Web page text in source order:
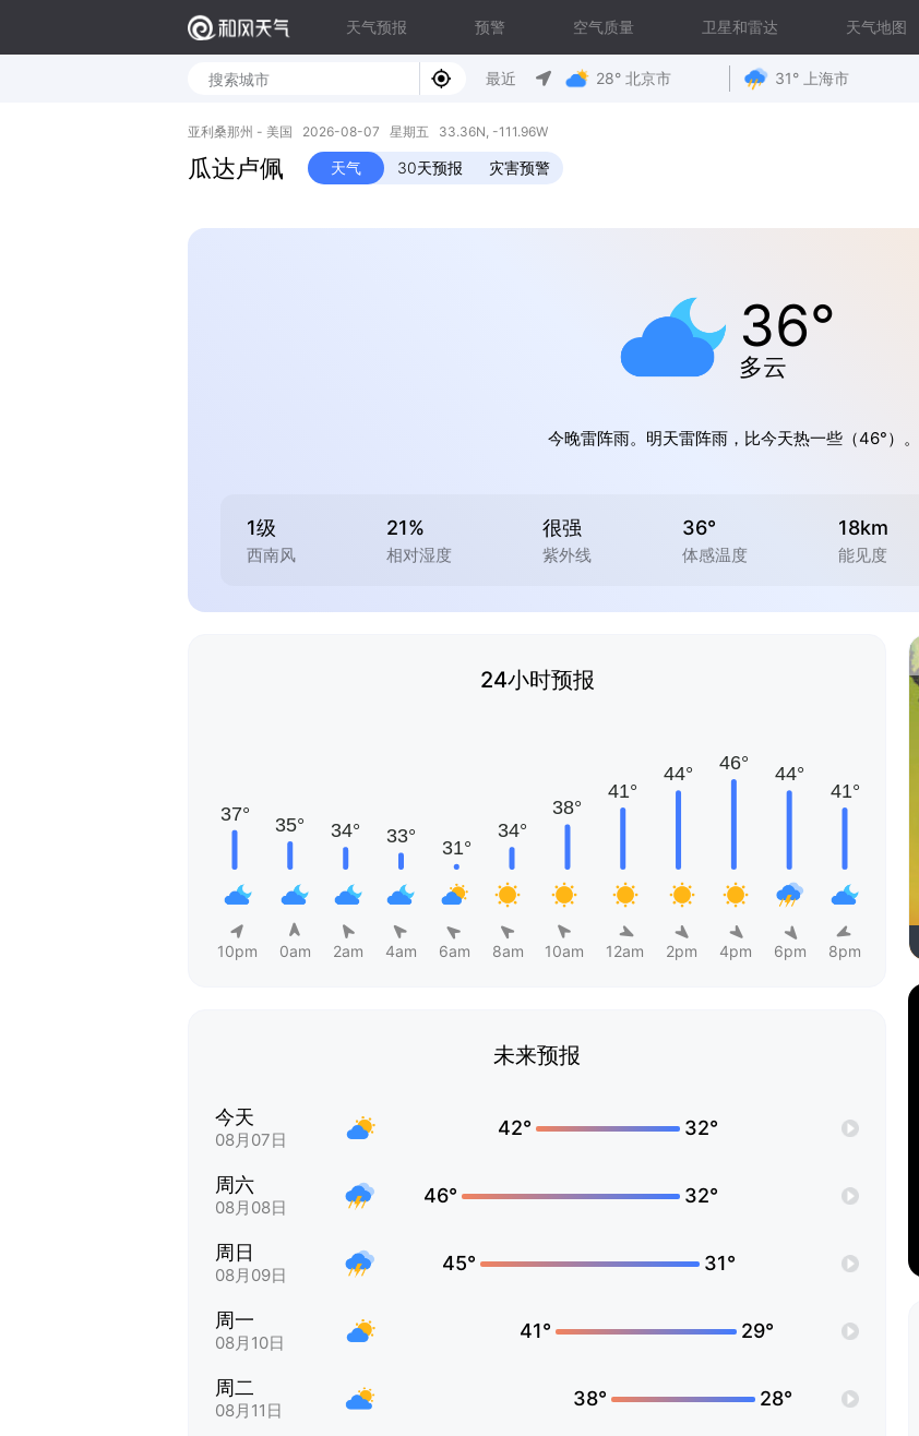
天气预报 预警 空气质量 卫星和雷达 天气地图
最近 28° 北京市 31° 上海市
亚利桑那州 - 美国 2026-08-07 星期五 33.36N, -111.96W
瓜达卢佩 天气 30天预报 灾害预警
36°
多云
今晚雷阵雨。明天雷阵雨，比今天热一些（46°）。
1级
西南风
21%
相对湿度
很强
紫外线
36°
体感温度
18km
能见度
24小时预报
10pm 0am 2am 4am 6am 8am 10am 12am 2pm 4pm 6pm 8pm
未来预报
今天
08月07日
42° 32°
周六
08月08日
46° 32°
周日
08月09日
45° 31°
周一
08月10日
41° 29°
周二
08月11日
38° 28°